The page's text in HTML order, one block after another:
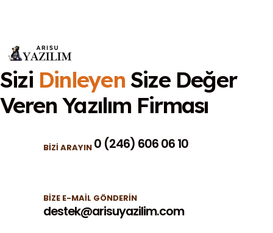
Sizi DinleyenSize Değer
VerenYazılım Firması
BIZI ARAYIN 0 (246) 606 06 10
BIZE E-MAIL GÖNDERIN
destek@arisuyazilim.com